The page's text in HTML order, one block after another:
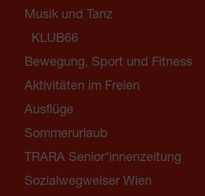
Musik und Tanz
KLUB66
Bewegung, Sport und Fitness
Aktivitäten im Freien
Ausflüge
Sommerurlaub
TRARA Senior*innenzeitung
Sozialwegweiser Wien